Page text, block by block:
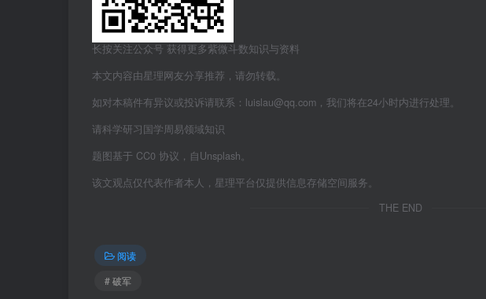
长按关注公众号 获得更多紫微斗数知识与资料
本文内容由星理网友分享推荐，请勿转载。
如对本稿件有异议或投诉请联系：luislau@qq.com，我们将在24小时内进行处理。
请科学研习国学周易领域知识
题图基于 CC0 协议，自Unsplash。
该文观点仅代表作者本人，星理平台仅提供信息存储空间服务。
THE END
阅读
# 破军